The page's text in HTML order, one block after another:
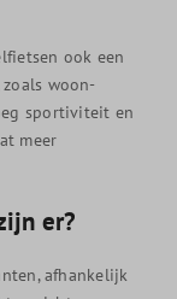
ook een
woon-
sportiviteit en
meer
er?
afhankelijk